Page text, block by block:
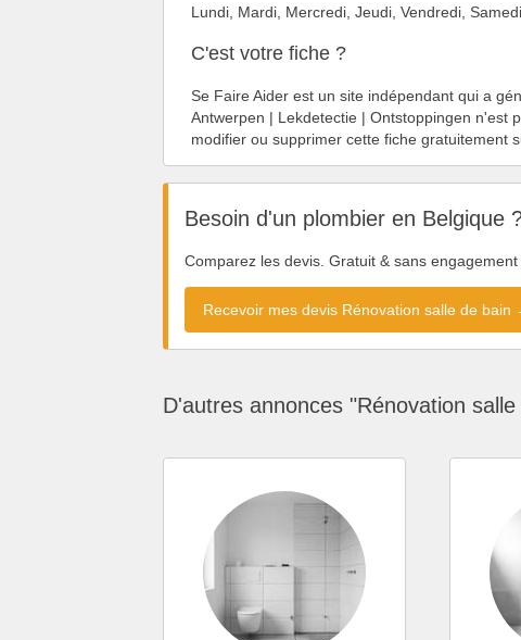
Lundi, Mardi, Mercredi, Jeudi, Vendredi,
C'est votre fiche ?
Se Faire Aider est un site indépendant qui a
Antwerpen | Lekdetectie | Ontstoppingen n'est
modifier ou supprimer cette fiche gratuitement
Besoin d'un plombier en Belgique
Comparez les devis. Gratuit & sans engagement
Recevoir mes devis Rénovation salle de bain
D'autres annonces "Rénovation